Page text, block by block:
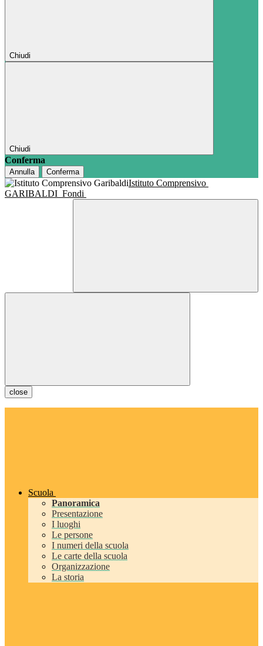
Chiudi
Chiudi
Conferma
Annulla Conferma
Istituto Comprensivo
GARIBALDI Fondi
close
Scuola
Panoramica
Presentazione
I luoghi
Le persone
I numeri della scuola
Le carte della scuola
Organizzazione
La storia